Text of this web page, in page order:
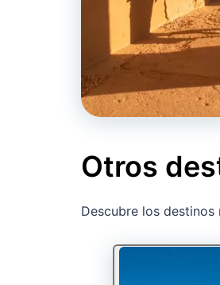
Otros
Descubre los